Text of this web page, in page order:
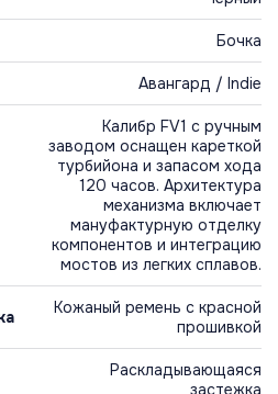
Бочка
Авангард / Indie
Калибр FV1 с ручным
заводом оснащен кареткой
турбийона и запасом хода
120 часов. Архитектура
механизма включает
мануфактурную отделку
компонентов и интеграцию
мостов из легких сплавов.
Кожаный ремень с красной
прошивкой
Раскладывающаяся
застежка